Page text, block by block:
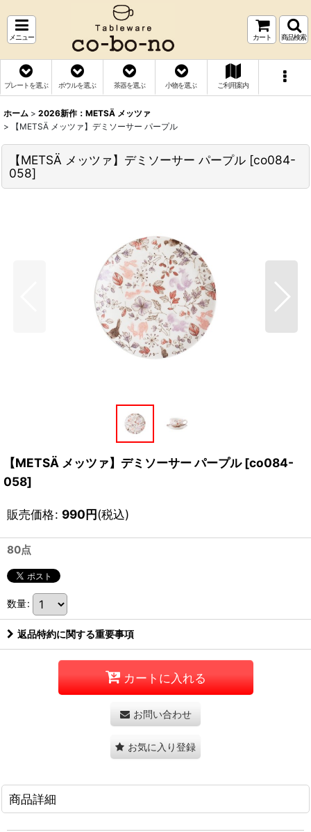
メニュー カート 商品検索
プレートを選ぶ ボウルを選ぶ 茶器を選ぶ 小物を選ぶ ご利用案内
ホーム > 2026新作：METSÄ メッツァ
>
【METSÄ メッツァ】デミソーサー パープル
【METSÄ メッツァ】デミソーサー パープル [co084-
058]
【METSÄ メッツァ】デミソーサー パープル [co084-
058]
販売価格: 990円(税込)
80点
数量:
返品特約に関する重要事項
カートに入れる
お問い合わせ
お気に入り登録
商品詳細